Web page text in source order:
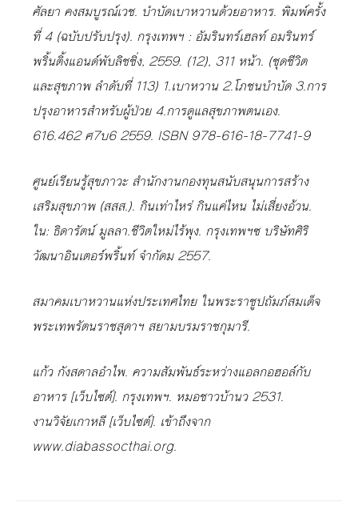
ศัลยา คงสมบูรณ์เวช. บำบัดเบาหวานด้วยอาหาร. พิมพ์ครั้ง
ที่ 4 (ฉบับปรับปรุง). กรุงเทพฯ : อัมรินทร์เฮลท์ อมรินทร์
พริ้นติ้งแอนด์พับลิชชิ่ง, 2559. (12), 311 หน้า. (ชุดชีวิต
และสุขภาพ ลำดับที่ 113) 1.เบาหวาน 2.โภชนบำบัด 3.การ
ปรุงอาหารสำหรับผู้ป่วย 4.การดูแลสุขภาพตนเอง.
616.462 ศ7บ6 2559. ISBN 978-616-18-7741-9
ศูนย์เรียนรู้สุขภาวะ สำนักงานกองทุนสนับสนุนการสร้าง
เสริมสุขภาพ (สสส.). กินเท่าไหร่ กินแค่ไหน ไม่เสี่ยงอ้วน.
ใน: ธิดารัตน์ มูลลา.ชีวิตใหม่ไร้พุง. กรุงเทพฯซ บริษัทศิริ
วัฒนาอินเตอร์พริ้นท์ จำกัดม 2557.
สมาคมเบาหวานแห่งประเทศไทย ในพระราชูปถัมภ์สมเด็จ
พระเทพรัตนราชสุดาฯ สยามบรมราชกุมารี.
แก้ว กังสดาลอำไพ. ความสัมพันธ์ระหว่างแอลกอฮอล์กับ
อาหาร [เว็บไซต์]. กรุงเทพฯ. หมอชาวบ้านว 2531.
งานวิจัยเกาหลี [เว็บไซต์]. เข้าถึงจาก
www.diabassocthai.org.